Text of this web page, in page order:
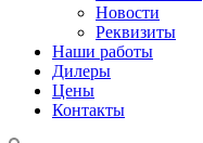
Новости
Реквизиты
Наши работы
Дилеры
Цены
Контакты